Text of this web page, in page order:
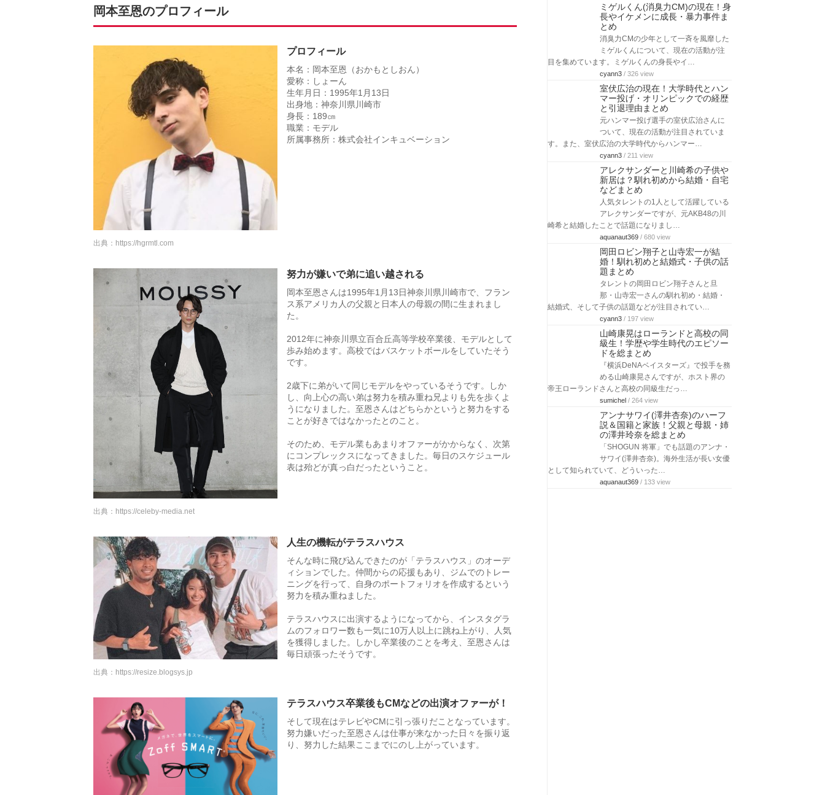
岡本至恩のプロフィール
プロフィール
本名：岡本至恩（おかもとしおん）
愛称：しょーん
生年月日：1995年1月13日
出身地：神奈川県川崎市
身長：189㎝
職業：モデル
所属事務所：株式会社インキュベーション
出典： https://hgrmtl.com
努力が嫌いで弟に追い越される
岡本至恩さんは1995年1月13日神奈川県川崎市で、フラン
ス系アメリカ人の父親と日本人の母親の間に生まれまし
た。
2012年に神奈川県立百合丘高等学校卒業後、モデルとして
歩み始めます。高校ではバスケットボールをしていたそう
です。
2歳下に弟がいて同じモデルをやっているそうです。しか
し、向上心の高い弟は努力を積み重ね兄よりも先を歩くよ
うになりました。至恩さんはどちらかというと努力をする
ことが好きではなかったとのこと。
そのため、モデル業もあまりオファーがかからなく、次第
にコンプレックスになってきました。毎日のスケジュール
表は殆どが真っ白だったということ。
出典： https://celeby-media.net
人生の機転がテラスハウス
そんな時に飛び込んできたのが「テラスハウス」のオーデ
ィションでした。仲間からの応援もあり、ジムでのトレー
ニングを行って、自身のポートフォリオを作成するという
努力を積み重ねました。
テラスハウスに出演するようになってから、インスタグラ
ムのフォロワー数も一気に10万人以上に跳ね上がり、人気
を獲得しました。しかし卒業後のことを考え、至恩さんは
毎日頑張ったそうです。
出典： https://resize.blogsys.jp
テラスハウス卒業後もCMなどの出演オファーが！
そして現在はテレビやCMに引っ張りだことなっています。
努力嫌いだった至恩さんは仕事が来なかった日々を振り返
り、努力した結果ここまでにのし上がっています。
同じカテゴリーの記事
同じカテゴリーだから興味のある記事が見つかる！
ケインコスギは東尾理子の元彼！
熱愛～破局を総まとめ
身体能力が高いことで注目を集めた俳
優のケインコスギと今やママタレント
として確固たる地位を築いている東尾
ミゲルくん(消臭力CM)の現在！身
長やイケメンに成長・暴力事件ま
とめ
消臭力CMの少年として一斉を風靡した
ミゲルくんについて、現在の活動が注
目を集めています。ミゲルくんの身長やイ…
室伏広治の現在！大学時代とハン
マー投げ・オリンピックでの経歴
と引退理由まとめ
元ハンマー投げ選手の室伏広治さんに
ついて、現在の活動が注目されていま
す。また、室伏広治の大学時代からハンマー…
アレクサンダーと川崎希の子供や
新居は？馴れ初めから結婚・自宅
などまとめ
人気タレントの1人として活躍している
アレクサンダーですが、元AKB48の川
崎希と結婚したことで話題になりまし…
岡田ロビン翔子と山寺宏一が結
婚！馴れ初めと結婚式・子供の話
題まとめ
タレントの岡田ロビン翔子さんと旦
那・山寺宏一さんの馴れ初め・結婚・
結婚式、そして子供の話題などが注目されてい…